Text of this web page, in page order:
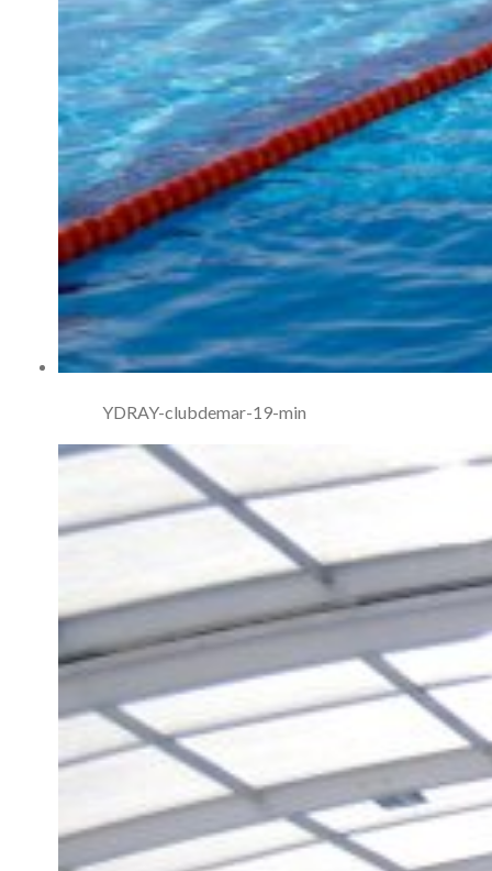
YDRAY-clubdemar-19-min